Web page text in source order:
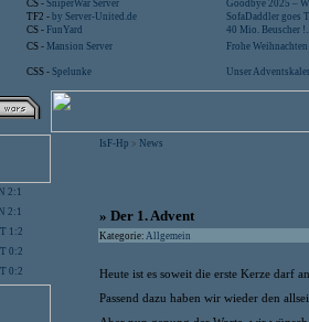
CS - SniperWar Server
Goodbye 2025 –
TF2 - by Server-United.de
SofaDaddler goes
CS - FunYard
40 Mio. Beuscher
CS - Mansion Server
Frohe
CSS - Spelunke Unser
2:1
2:1
1:2
0:2
0:2
IsF-Hp > News
» Der 1. Advent
Kategorie: Allgemein
Heute ist es soweit die erste Kerze darf
Passend dazu haben wir wieder den